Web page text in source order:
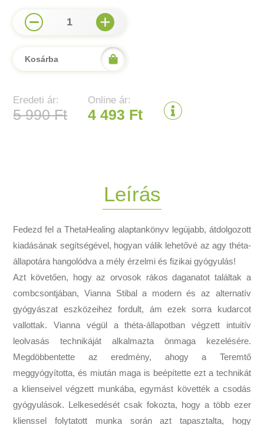
1
Kosárba
Eredeti ár:
5 990 Ft
Online ár:
4 493 Ft
Leírás
Fedezd fel a ThetaHealing alaptankönyv legújabb, átdolgozott
kiadásának segítségével, hogyan válik lehetővé az agy théta-
állapotára hangolódva a mély érzelmi és fizikai gyógyulás!
Azt követően, hogy az orvosok rákos daganatot találtak a
combcsontjában, Vianna Stibal a modern és az alternatív
gyógyászat eszközeihez fordult, ám ezek sorra kudarcot
vallottak. Vianna végül a théta-állapotban végzett intuitív
leolvasás technikáját alkalmazta önmaga kezelésére.
Megdöbbentette az eredmény, ahogy a Teremtő
meggyógyította, és miután maga is beépítette ezt a technikát
a klienseivel végzett munkába, egymást követték a csodás
gyógyulások. Lelkesedését csak fokozta, hogy a több ezer
klienssel folytatott munka során azt tapasztalta, hogy